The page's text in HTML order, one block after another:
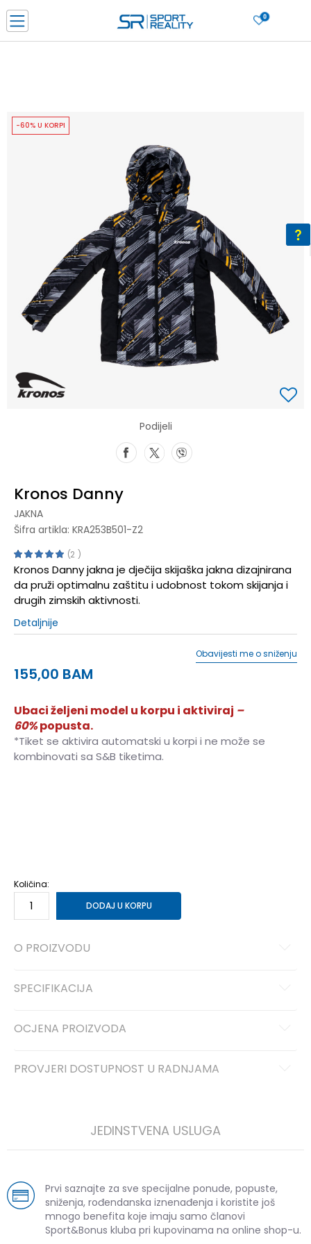
0
CLICK & COLLECT Platite karticom online i preuzmite u prodavnici po vašem
izboru
SAZNAJTE VIŠE
-60% U KORPI
Podijeli
Kronos Danny
JAKNA
Šifra artikla: KRA253B501-Z2
2
Kronos Danny jakna je dječija skijaška jakna dizajnirana
da pruži optimalnu zaštitu i udobnost tokom skijanja i
drugih zimskih aktivnosti.
Detaljnije
155,00 BAM
Obavijesti me o sniženju
Ubaci željeni model u korpu i aktiviraj –
60%popusta.
*Tiket se aktivira automatski u korpi i ne može se
kombinovati sa S&B tiketima.
Količina:
DODAJ U KORPU
O PROIZVODU
SPECIFIKACIJA
OCJENA PROIZVODA
PROVJERI DOSTUPNOST U RADNJAMA
JEDINSTVENA USLUGA
Prvi saznajte za sve specijalne ponude, popuste,
sniženja, rođendanska iznenađenja i koristite još
mnogo benefita koje imaju samo članovi
Sport&Bonus kluba pri kupovinama na online shop-u.